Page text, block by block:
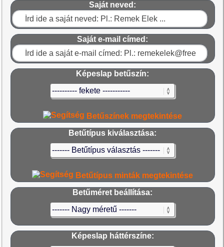
Saját neved:
Saját e-mail címed:
Képeslap betűszín:
Betűszínek megtekintése
Betűtípus kiválasztása:
Betűtípus minták megtekintése
Betűméret beállítása:
Képeslap háttérszíne: